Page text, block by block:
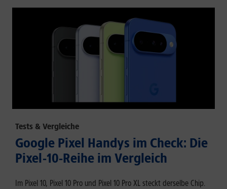
Tests & Vergleiche
Google Pixel Handys im Check: Die
Pixel-10-Reihe im Vergleich
Im Pixel 10, Pixel 10 Pro und Pixel 10 Pro XL steckt derselbe Chip.